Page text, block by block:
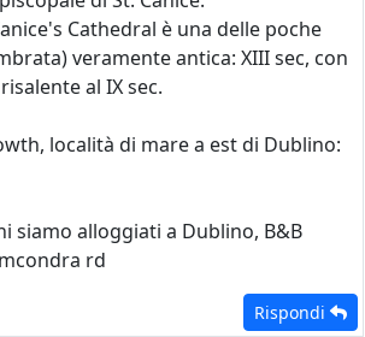
Cathedral è una delle poche
veramente antica: XIII sec, con
al IX sec.
località di mare a est di Dublino:
siamo alloggiati a Dublino, B&B
rd
Rispondi